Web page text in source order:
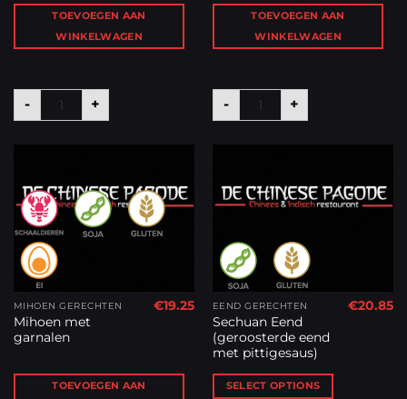
TOEVOEGEN AAN
WINKELWAGEN
-
Mihoen met varkenshaas aantal
+
TOEVOEGEN AAN
WINKELWAGEN
-
Mihoen met kipblokjes
+
MIHOEN GERECHTEN
Mihoen met
garnalen
€19.25
TOEVOEGEN AAN
EEND GERECHTEN
Sechuan Eend
(geroosterde eend
met pittigesaus)
€20.85
SELECT OPTIONS